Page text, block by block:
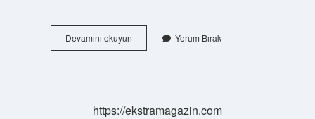
Devamını okuyunSchweppes
Hangi
Yorum Bırak
https://ekstramagazin.com